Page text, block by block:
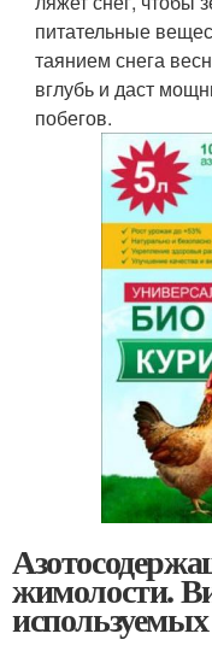
питательные
таянием снега
вглубь и даст
побегов.
жимолости.